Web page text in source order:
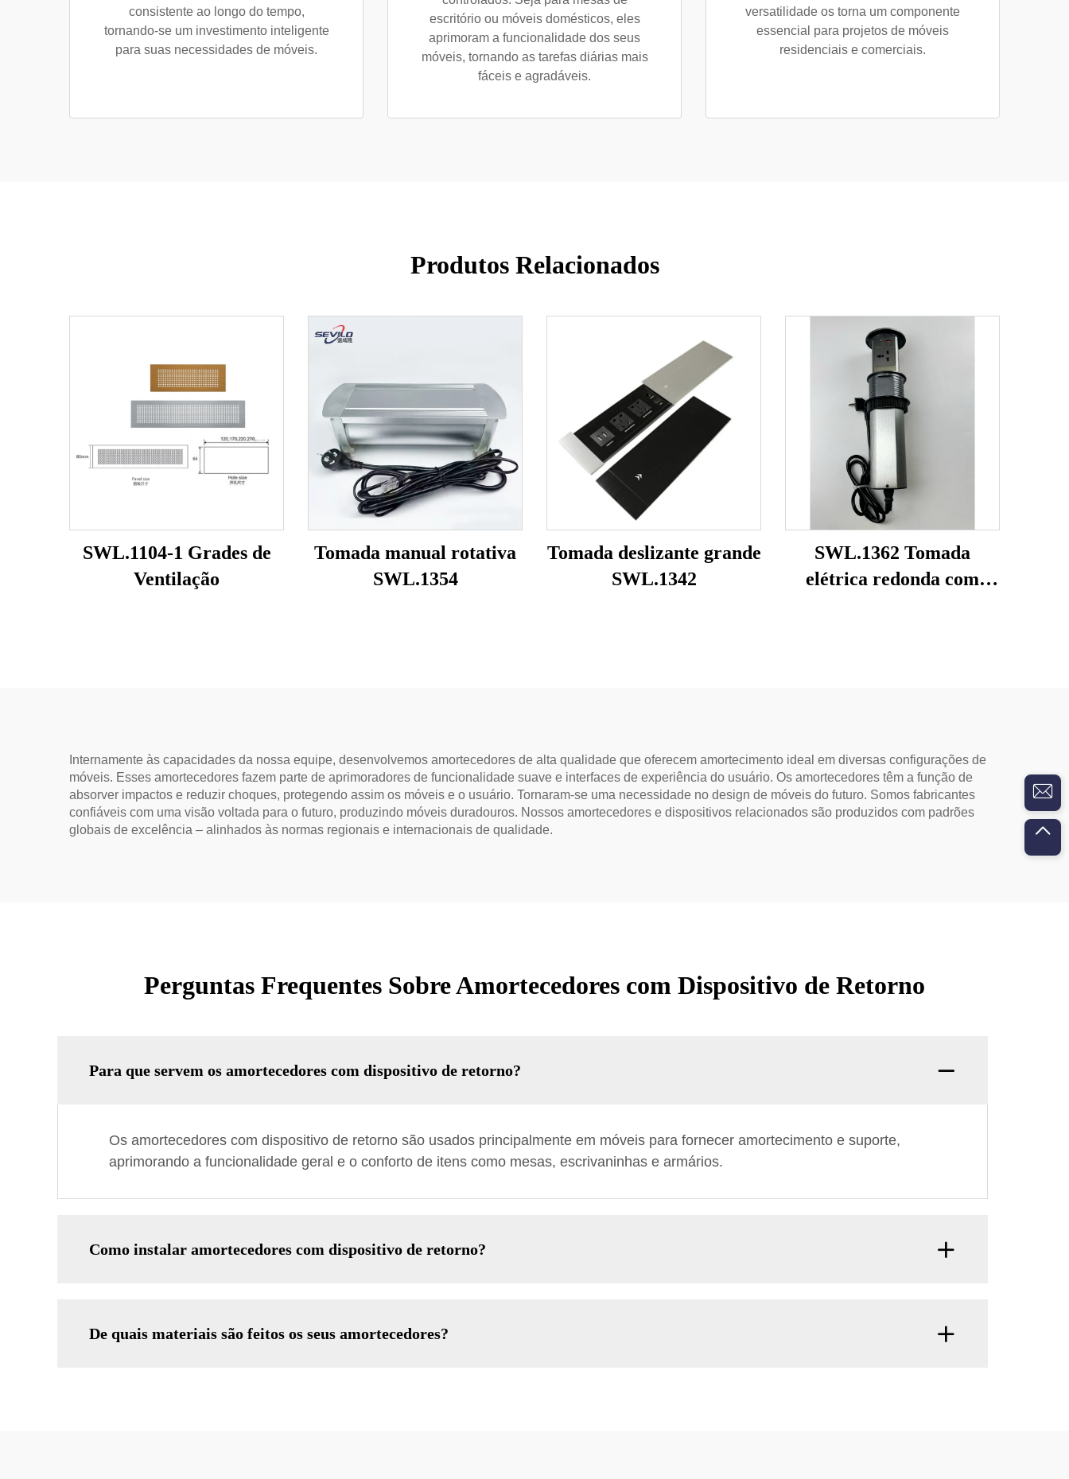
consistente ao longo do tempo,
tornando-se um investimento inteligente
para suas necessidades de móveis.
escritório ou móveis domésticos, eles
aprimoram a funcionalidade dos seus
móveis, tornando as tarefas diárias mais
fáceis e agradáveis.
versatilidade os torna um componente
essencial para projetos de móveis
residenciais e comerciais.
Produtos Relacionados
SWL.1104-1 Grades de
Ventilação
Tomada manual rotativa
SWL.1354
Tomada deslizante grande
SWL.1342
SWL.1362 Tomada
elétrica redonda com
Internamente às capacidades da nossa equipe, desenvolvemos amortecedores de alta qualidade que oferecem amortecimento ideal em diversas configurações de
móveis. Esses amortecedores fazem parte de aprimoradores de funcionalidade suave e interfaces de experiência do usuário. Os amortecedores têm a função de
absorver impactos e reduzir choques, protegendo assim os móveis e o usuário. Tornaram-se uma necessidade no design de móveis do futuro. Somos fabricantes
confiáveis com uma visão voltada para o futuro, produzindo móveis duradouros. Nossos amortecedores e dispositivos relacionados são produzidos com padrões
globais de excelência – alinhados às normas regionais e internacionais de qualidade.
Perguntas Frequentes Sobre Amortecedores com Dispositivo de Retorno
Para que servem os amortecedores com dispositivo de retorno?
Os amortecedores com dispositivo de retorno são usados principalmente em móveis para fornecer amortecimento e suporte,
aprimorando a funcionalidade geral e o conforto de itens como mesas, escrivaninhas e armários.
Como instalar amortecedores com dispositivo de retorno?
De quais materiais são feitos os seus amortecedores?